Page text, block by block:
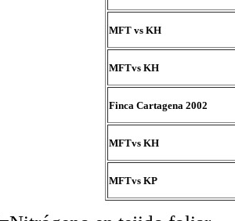
MFT vs KH
MFTvs KH
Finca Cartagena 2002
MFTvs KH
MFTvs KP